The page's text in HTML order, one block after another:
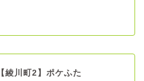
【綾川町2】ポケふた